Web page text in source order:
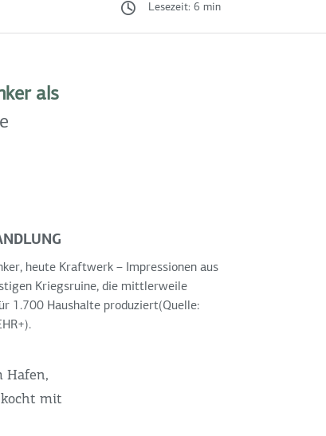
Lesezeit: 6 min
als
heute Kraftwerk – Impressionen aus
Kriegsruine, die mittlerweile
1.700 Haushalte produziert(Quelle:
Hafen,
mit